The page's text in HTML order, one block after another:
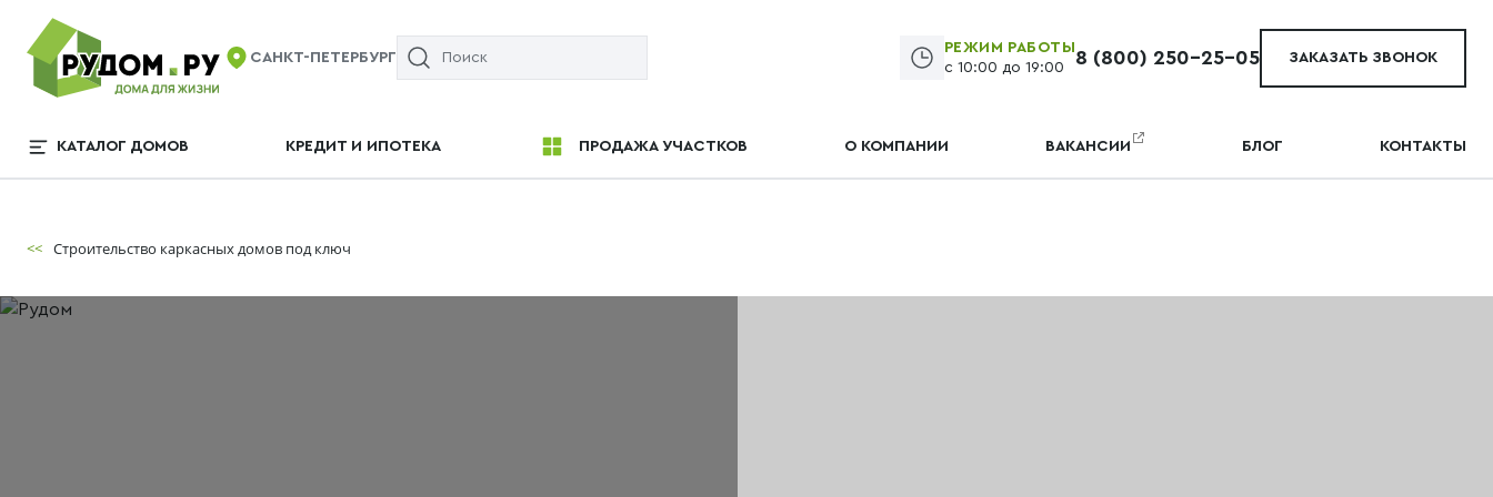
САНКТ-ПЕТЕРБУРГ
РЕЖИМ РАБОТЫ
с 10:00 до 19:00
8 (800) 250-25-05 ЗАКАЗАТЬ ЗВОНОК
КАТАЛОГ ДОМОВ КРЕДИТ И ИПОТЕКА ПРОДАЖА УЧАСТКОВ О КОМПАНИИ ВАКАНСИИ БЛОГ КОНТАКТЫ
<< Строительство каркасных домов под ключ